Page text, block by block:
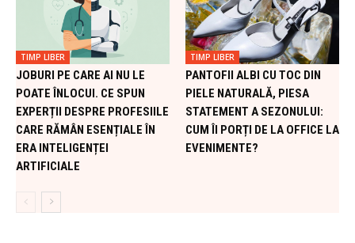
TIMP LIBER
JOBURI PE CARE AI NU LE
POATE ÎNLOCUI. CE SPUN
EXPERȚII DESPRE PROFESIILE
CARE RĂMÂN ESENȚIALE ÎN
ERA INTELIGENȚEI
ARTIFICIALE
TIMP LIBER
PANTOFII ALBI CU TOC DIN
PIELE NATURALĂ, PIESA
STATEMENT A SEZONULUI:
CUM ÎI PORȚI DE LA OFFICE LA
EVENIMENTE?